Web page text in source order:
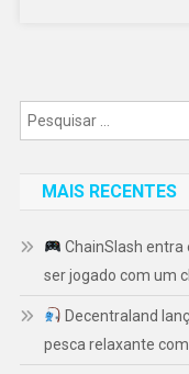
MAIS RECENTES
ChainSlash entra
ser jogado com um
Decentraland
pesca relaxante